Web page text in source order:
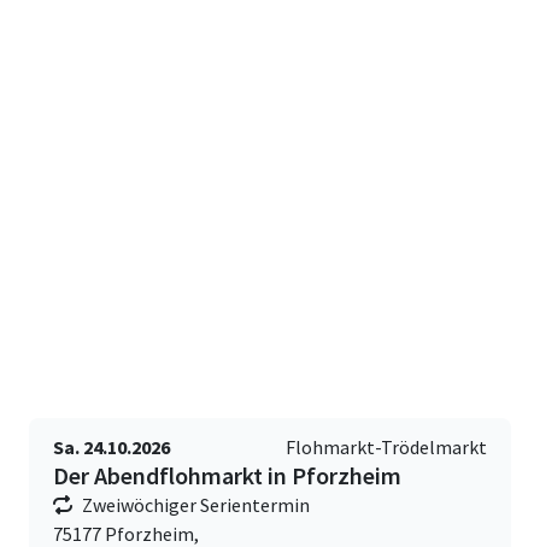
Sa. 24.10.2026 Flohmarkt-Trödelmarkt
Der Abendflohmarkt in Pforzheim
Zweiwöchiger Serientermin
75177 Pforzheim,